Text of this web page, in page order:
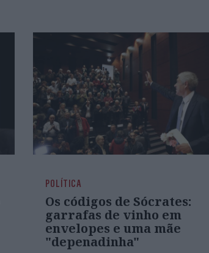
POLÍTICA
Os códigos de Sócrates:
garrafas de vinho em
envelopes e uma mãe
"depenadinha"